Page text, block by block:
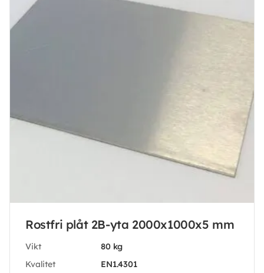
Rostfri plåt 2B-yta 2000x1000x5 mm
Vikt
80 kg
Kvalitet
EN1.4301